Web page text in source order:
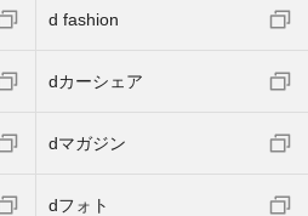
d fashion
dカーシェア
dマガジン
dフォト